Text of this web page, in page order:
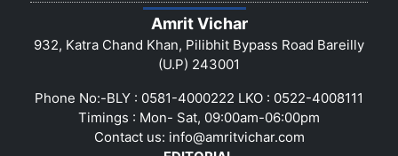
Amrit Vichar
932, Katra Chand Khan, Pilibhit Bypass Road Bareilly
(U.P) 243001
Phone No:-BLY : 0581-4000222 LKO : 0522-4008111
Timings : Mon- Sat, 09:00am-06:00pm
Contact us: info@amritvichar.com